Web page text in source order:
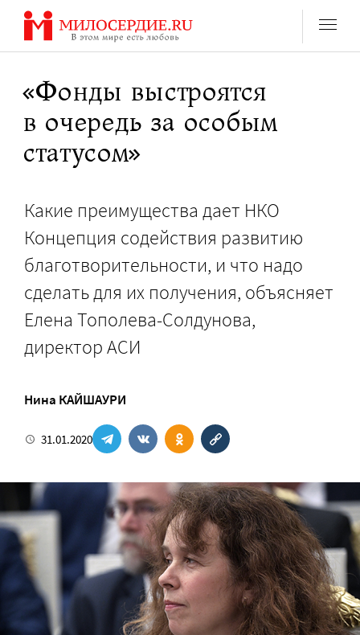
Перейти
содержанию
«Фонды выстроятся
в очередь за особым
статусом»
Какие преимущества дает НКО
Концепция содействия развитию
благотворительности, и что надо
сделать для их получения, объясняет
Елена Тополева-Солдунова,
директор АСИ
Нина КАЙШАУРИ
31.01.2020